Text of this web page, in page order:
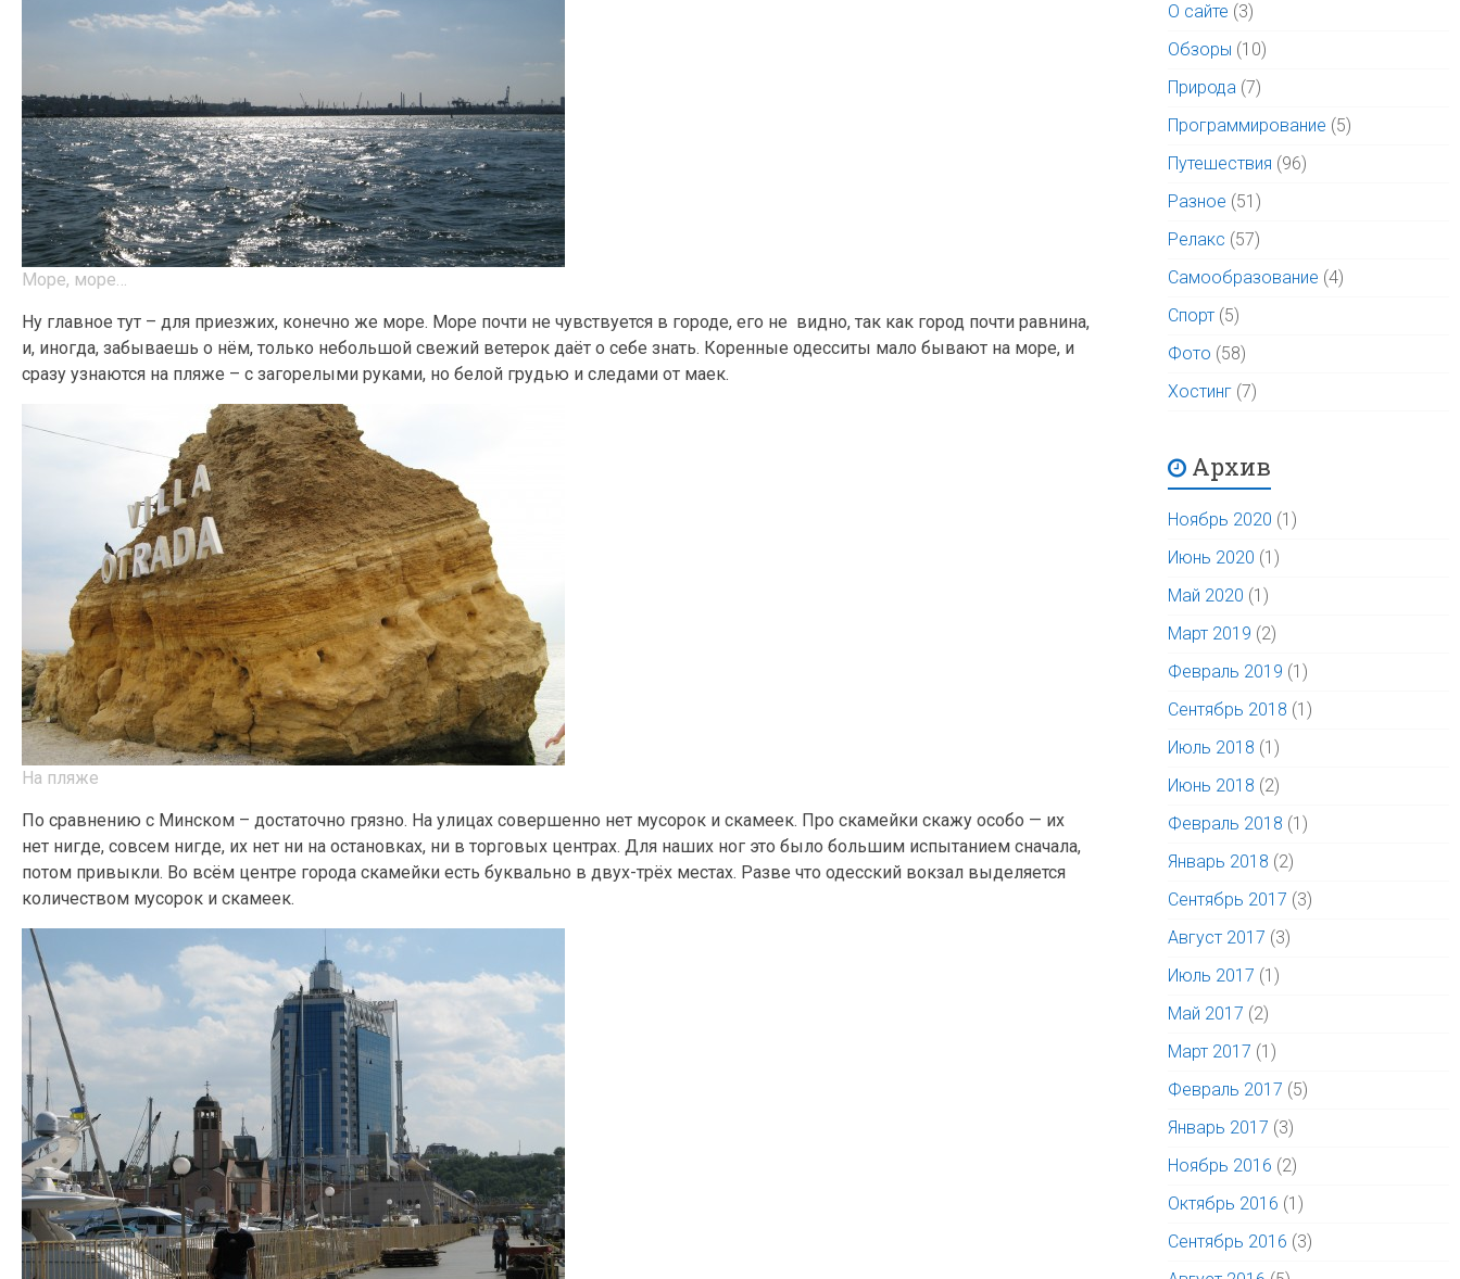
Море, море…
Ну главное тут – для приезжих, конечно же море. Море почти не чувствуется в городе, его не видно, так как город почти равнина,
и, иногда, забываешь о нём, только небольшой свежий ветерок даёт о себе знать. Коренные одесситы мало бывают на море, и
сразу узнаются на пляже – с загорелыми руками, но белой грудью и следами от маек.
На пляже
По сравнению с Минском – достаточно грязно. На улицах совершенно нет мусорок и скамеек. Про скамейки скажу особо — их
нет нигде, совсем нигде, их нет ни на остановках, ни в торговых центрах. Для наших ног это было большим испытанием сначала,
потом привыкли. Во всём центре города скамейки есть буквально в двух-трёх местах. Разве что одесский вокзал выделяется
количеством мусорок и скамеек.
О сайте (3)
Обзоры (10)
Природа (7)
Программирование (5)
Путешествия (96)
Разное (51)
Релакс (57)
Самообразование (4)
Спорт (5)
Фото (58)
Хостинг (7)
Архив
Ноябрь 2020 (1)
Июнь 2020 (1)
Май 2020 (1)
Март 2019 (2)
Февраль 2019 (1)
Сентябрь 2018 (1)
Июль 2018 (1)
Июнь 2018 (2)
Февраль 2018 (1)
Январь 2018 (2)
Сентябрь 2017 (3)
Август 2017 (3)
Июль 2017 (1)
Май 2017 (2)
Март 2017 (1)
Февраль 2017 (5)
Январь 2017 (3)
Ноябрь 2016 (2)
Октябрь 2016 (1)
Сентябрь 2016 (3)